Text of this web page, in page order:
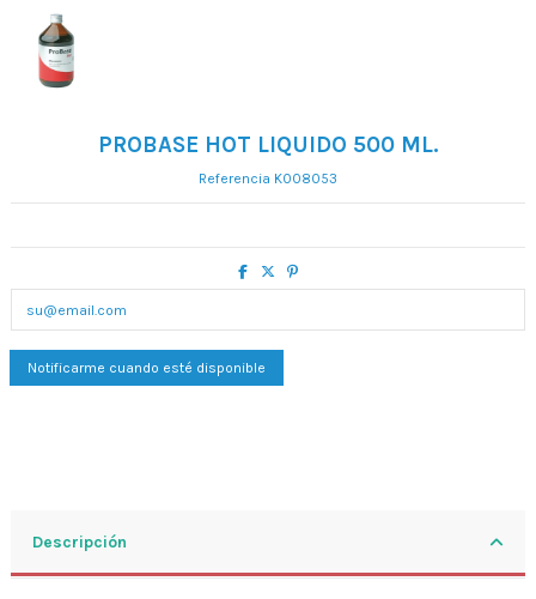
PROBASE HOT LIQUIDO 500 ML.
Referencia K008053
Descripción